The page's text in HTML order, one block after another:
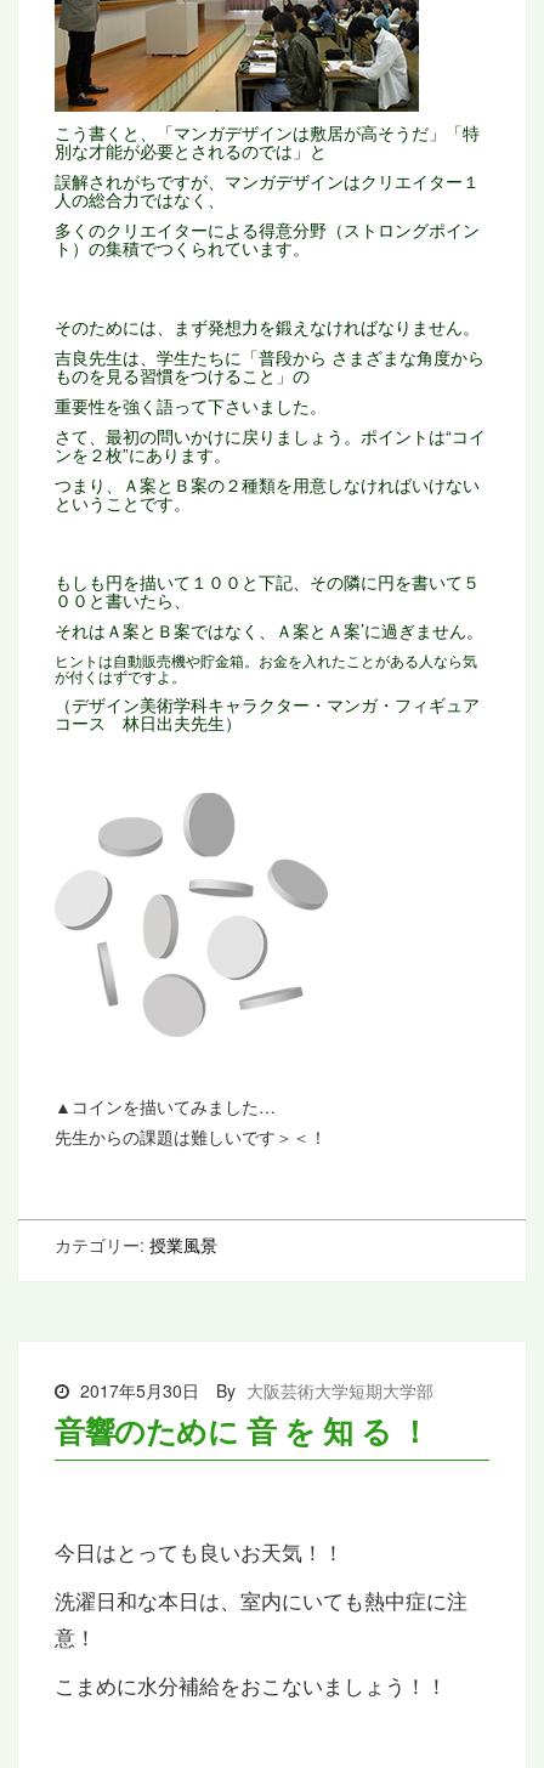
こう書くと、「マンガデザインは敷居が高そうだ」 「特
別な才能が必要とされるのでは」と
誤解されがちですが、 マンガデザインはクリエイター１
人の総合力ではなく、
多くのクリエイターによる得意分野（ストロングポイン
ト）の集積でつくられています。
そのためには、まず発想力を鍛えなければなりません。
吉良先生は、学生たちに「普段から さまざまな角度から
ものを見る習慣をつけること」の
重要性を強く語って下さいました。
さて、最初の問いかけに戻りましょう。ポイントは“コイ
ンを２枚”にあります。
つまり、Ａ案とＢ案の２種類を用意しなければいけない
ということです。
もしも円を描いて１００と下記、その隣に円を書いて５
００と書いたら、
それはＡ案とＢ案ではなく、Ａ案とＡ案’に過ぎません。
ヒントは自動販売機や貯金箱。お金を入れたことがある人なら気
が付くはずですよ。
（デザイン美術学科キャラクター・マンガ・フィギュア
コース 林日出夫先生）
▲コインを描いてみました…
先生からの課題は難しいです＞＜！
カテゴリー: 授業風景
2017年5月30日 By 大阪芸術大学短期大学部
音響のために 音 を 知 る ！
今日はとっても良いお天気！！
洗濯日和な本日は、室内にいても熱中症に注
意！
こまめに水分補給をおこないましょう！！